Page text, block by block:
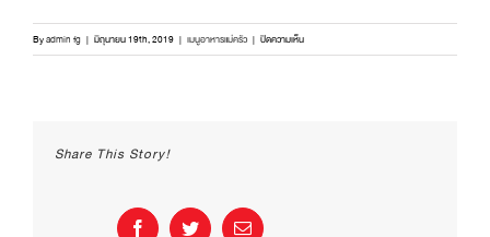
Byadmin fg | มิถุนายน 19th, 2019 | เมนูอาหารแม่ครัว | ปิดความเห็นบน
เมนู
Share This Story!
FacebookTwitterEmail